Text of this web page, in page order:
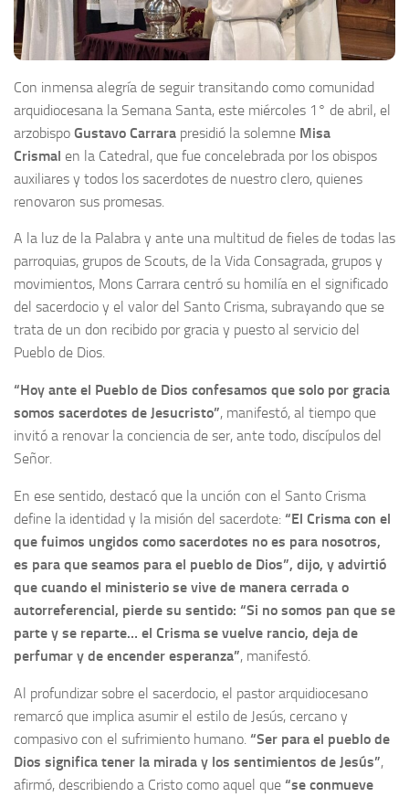
Con inmensa alegría de seguir transitando como comunidad
arquidiocesana la Semana Santa, este miércoles 1° de abril, el
arzobispo Gustavo Carrara presidió la solemne Misa
Crismal en la Catedral, que fue concelebrada por los obispos
auxiliares y todos los sacerdotes de nuestro clero, quienes
renovaron sus promesas.
A la luz de la Palabra y ante una multitud de fieles de todas las
parroquias, grupos de Scouts, de la Vida Consagrada, grupos y
movimientos, Mons Carrara centró su homilía en el significado
del sacerdocio y el valor del Santo Crisma, subrayando que se
trata de un don recibido por gracia y puesto al servicio del
Pueblo de Dios.
“Hoy ante el Pueblo de Dios confesamos que solo por gracia
somos sacerdotes de Jesucristo”, manifestó, al tiempo que
invitó a renovar la conciencia de ser, ante todo, discípulos del
Señor.
En ese sentido, destacó que la unción con el Santo Crisma
define la identidad y la misión del sacerdote: “El Crisma con el
que fuimos ungidos como sacerdotes no es para nosotros,
es para que seamos para el pueblo de Dios”, dijo, y advirtió
que cuando el ministerio se vive de manera cerrada o
autorreferencial, pierde su sentido: “Si no somos pan que se
parte y se reparte… el Crisma se vuelve rancio, deja de
perfumar y de encender esperanza”, manifestó.
Al profundizar sobre el sacerdocio, el pastor arquidiocesano
remarcó que implica asumir el estilo de Jesús, cercano y
compasivo con el sufrimiento humano. “Ser para el pueblo de
Dios significa tener la mirada y los sentimientos de Jesús”,
afirmó, describiendo a Cristo como aquel que “se conmueve